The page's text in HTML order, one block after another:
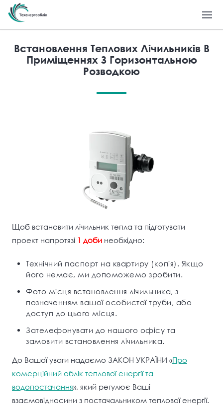
Встановлення Теплових Лічильників В
Приміщеннях З Горизонтальною
Розводкою
Щоб встановити лічильник тепла та підготувати
проект напротязі 1 доби необхідно:
Технічний паспорт на квартиру (копія). Якщо
його немає, ми допоможемо зробити.
Фото місця встановлення лічильника, з
позначенням вашої особистої труби, або
доступ до цього місця.
Зателефонувати до нашого офісу та
замовити встановлення лічильника.
До Вашої уваги надаємо ЗАКОН УКРАЇНИ «Про
комерційний облік теплової енергії та
водопостачання», який регулює Ваші
взаємовідносини з постачальником теплової енергії.